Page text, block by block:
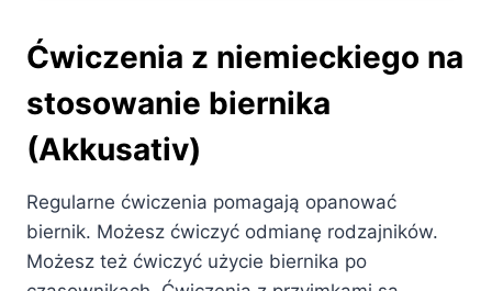
Ćwiczenia z niemieckiego na
stosowanie biernika
(Akkusativ)
Regularne ćwiczenia pomagają opanować
biernik. Możesz ćwiczyć odmianę rodzajników.
Możesz też ćwiczyć użycie biernika po